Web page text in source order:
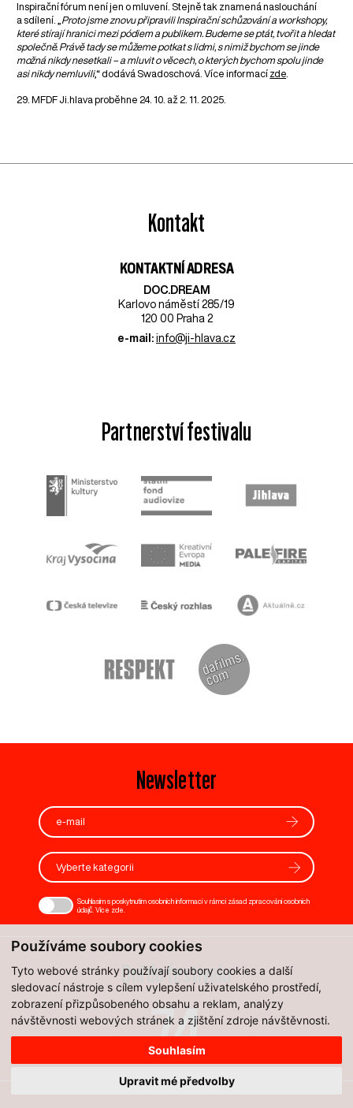
Používáme soubory cookies
Tyto webové stránky používají soubory cookies a další
sledovací nástroje s cílem vylepšení uživatelského prostředí,
zobrazení přizpůsobeného obsahu a reklam, analýzy
návštěvnosti webových stránek a zjištění zdroje návštěvnosti.
Souhlasím
Upravit mé předvolby
Inspirační fórum není jen o mluvení. Stejně tak znamená naslouchání
a sdílení. „ Proto jsme znovu připravili Inspirační schůzování a workshopy,
které stírají hranici mezi pódiem a publikem. Budeme se ptát, tvořit a hledat
společně. Právě tady se můžeme potkat s lidmi, s nimiž bychom se jinde
možná nikdy nesetkali – a mluvit o věcech, o kterých bychom spolu jinde
asi nikdy nemluvili,“ dodává Swadoschová. Více informací zde
29. MFDF Ji.hlava proběhne 24. 10. až 2. 11. 2025.
Kontakt
KONTAKTNÍ ADRESA
DOC.DREAM​
Karlovo náměstí 285/19
120 00 Praha 2
e-mail: info@ji-hlava.cz
Partnerství festivalu
Newsletter
Vyberte kategorii
Souhlasím s poskytnutím osobních informací v rámci zásad zpracování osobních
údajů. Více zde
Dní do festivalu
74